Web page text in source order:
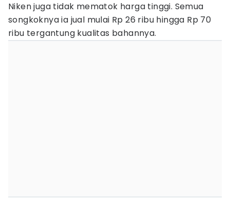
Niken juga tidak mematok harga tinggi. Semua
songkoknya ia jual mulai Rp 26 ribu hingga Rp 70
ribu tergantung kualitas bahannya.